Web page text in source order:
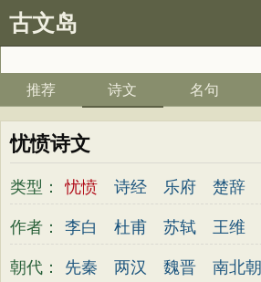
古文岛
推荐 诗文 名句
忧愤诗文
类型： 忧愤 诗经 乐府 楚辞
边塞
儿童 春天 夏天
作者： 李白 杜甫 苏轼 王维
李煜
元稹 韩愈 岑参
朝代： 先秦 两汉 魏晋 南北朝